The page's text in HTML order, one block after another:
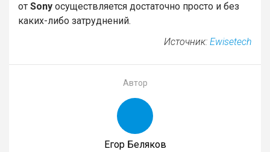
от Sony осуществляется достаточно просто и без
каких-либо затруднений.
Источник: Ewisetech
Автор
Егор Беляков